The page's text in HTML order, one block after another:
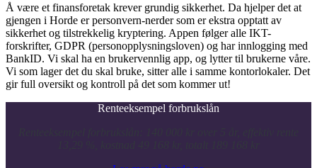
Å være et finansforetak krever grundig sikkerhet. Da hjelper det at
gjengen i Horde er personvern-nerder som er ekstra opptatt av
sikkerhet og tilstrekkelig kryptering. Appen følger alle IKT-
forskrifter, GDPR (personopplysningsloven) og har innlogging med
BankID. Vi skal ha en brukervennlig app, og lytter til brukerne våre.
Vi som lager det du skal bruke, sitter alle i samme kontorlokaler. Det
gir full oversikt og kontroll på det som kommer ut!
Renteeksempel forbrukslån